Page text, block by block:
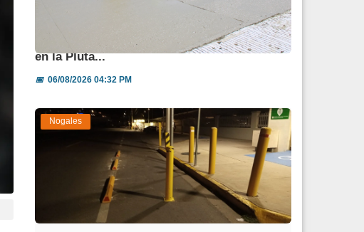
Avanza 45 % obra de reparación del socavón
en la Pluta...
📅06/08/2026 04:32 PM
Nogales